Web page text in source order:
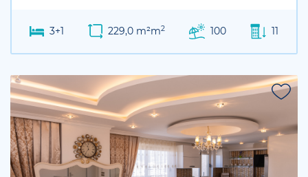
3+1 229,0 m²m2 100 11
HOT SALE